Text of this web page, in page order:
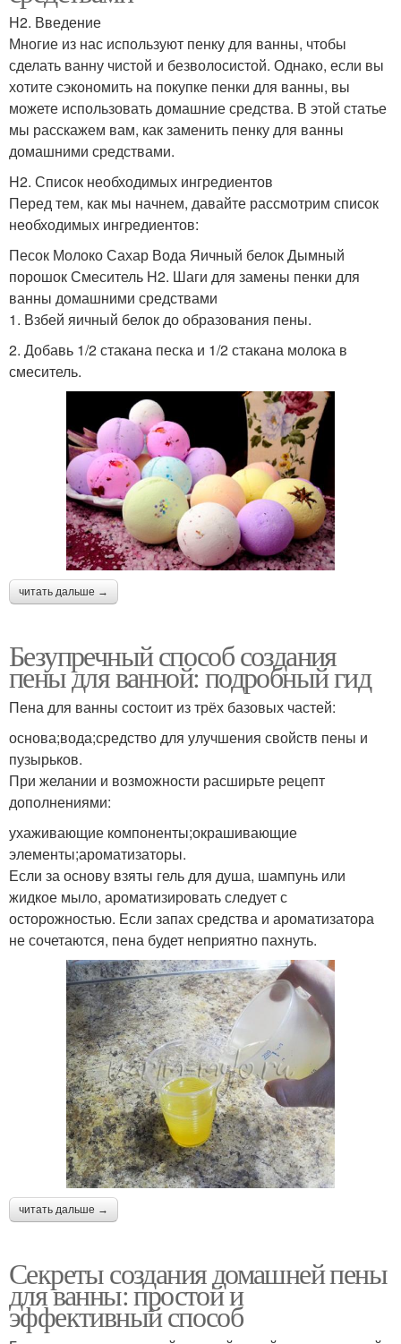
H2. Введение
Многие из нас используют пенку для ванны, чтобы
сделать ванну чистой и безволосистой. Однако, если вы
хотите сэкономить на покупке пенки для ванны, вы
можете использовать домашние средства. В этой статье
мы расскажем вам, как заменить пенку для ванны
домашними средствами.
H2. Список необходимых ингредиентов
Перед тем, как мы начнем, давайте рассмотрим список
необходимых ингредиентов:
Песок Молоко Сахар Вода Яичный белок Дымный
порошок Смеситель H2. Шаги для замены пенки для
ванны домашними средствами
1. Взбей яичный белок до образования пены.
2. Добавь 1/2 стакана песка и 1/2 стакана молока в
смеситель.
читать дальше →
Безупречный способ создания
пены для ванной: подробный гид
Пена для ванны состоит из трёх базовых частей:
основа;вода;средство для улучшения свойств пены и
пузырьков.
При желании и возможности расширьте рецепт
дополнениями:
ухаживающие компоненты;окрашивающие
элементы;ароматизаторы.
Если за основу взяты гель для душа, шампунь или
жидкое мыло, ароматизировать следует с
осторожностью. Если запах средства и ароматизатора
не сочетаются, пена будет неприятно пахнуть.
читать дальше →
Секреты создания домашней пены
для ванны: простой и
эффективный способ